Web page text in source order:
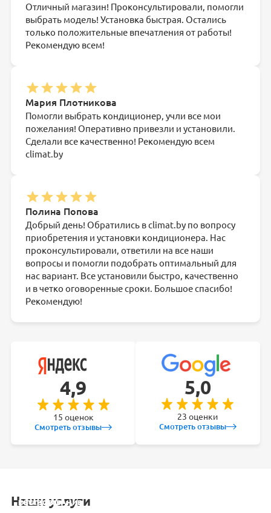
Отличный магазин! Проконсультировали, помогли
выбрать модель! Установка быстрая. Остались
только положительные впечатления от работы!
Рекомендую всем!
Мария Плотникова
Помогли выбрать кондиционер, учли все мои
пожелания! Оперативно привезли и установили.
Сделали все качественно! Рекомендую всем
climat.by
Полина Попова
Добрый день! Обратились в climat.by по вопросу
приобретения и установки кондиционера. Нас
проконсультировали, ответили на все наши
вопросы и помогли подобрать оптимальный для
нас вариант. Все установили быстро, качественно
и в четко оговоренные сроки. Большое спасибо!
Рекомендую!
4,9
15 оценок
Смотреть отзывы
5,0
23 оценки
Смотреть отзывы
Наши услуги
УСТАНОВКА
ОБСЛУЖИВАНИЕ